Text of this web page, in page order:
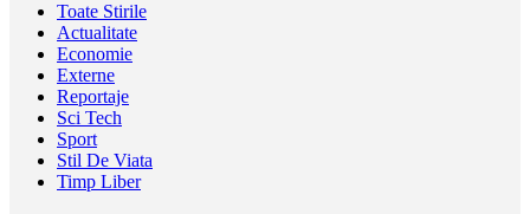
Toate Stirile
Actualitate
Economie
Externe
Reportaje
Sci Tech
Sport
Stil De Viata
Timp Liber